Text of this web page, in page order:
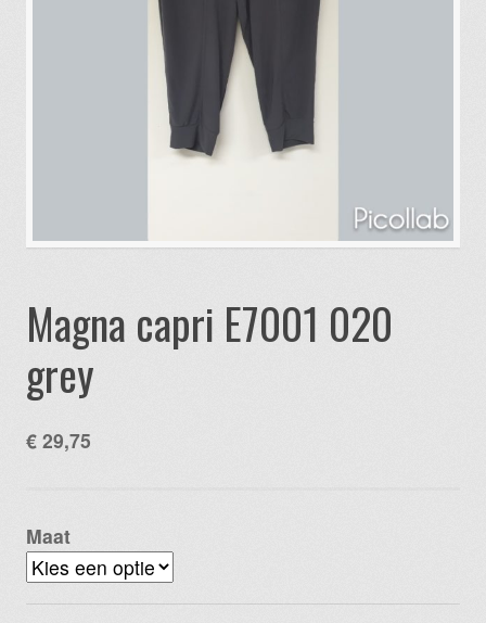
Magna capri E7001 020
grey
€ 29,75
Maat